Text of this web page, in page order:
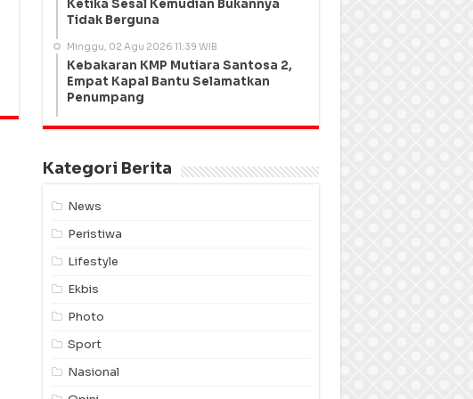
Ketika Sesal Kemudian Bukannya
Tidak Berguna
Minggu, 02 Agu 2026 11:39 WIB
Kebakaran KMP Mutiara Santosa 2,
Empat Kapal Bantu Selamatkan
Penumpang
Kategori Berita
News
Peristiwa
Lifestyle
Ekbis
Photo
Sport
Nasional